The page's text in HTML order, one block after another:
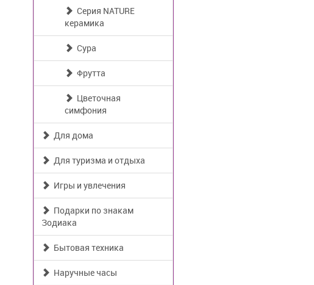
Серия NATURE
керамика
Сура
Фрутта
Цветочная
симфония
Для дома
Для туризма и отдыха
Игры и увлечения
Подарки по знакам
Зодиака
Бытовая техника
Наручные часы